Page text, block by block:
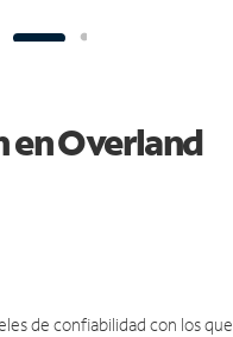
en Overland
de confiabilidad con los que